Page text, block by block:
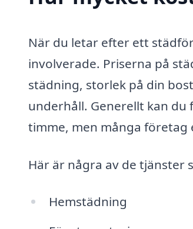
När du letar efter ett
involverade. Priserna på
städning, storlek på din
underhåll. Generellt kan
timme, men många
Här är några av de tjänster
Hemstädning